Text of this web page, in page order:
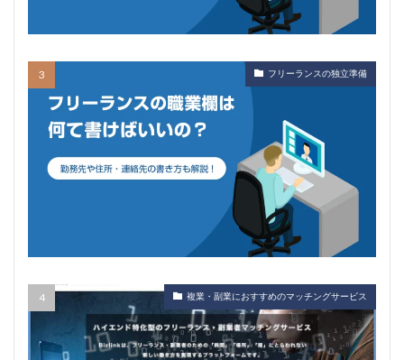
フリーランスの独立準備
複業・副業におすすめのマッチングサービス